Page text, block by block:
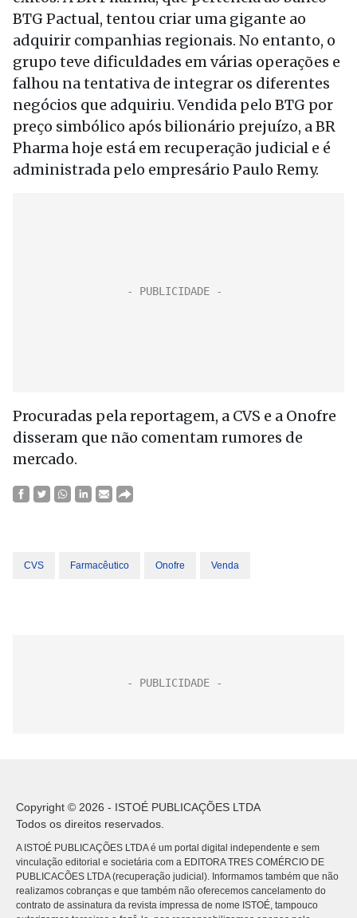
BTG Pactual, tentou criar uma gigante ao
adquirir companhias regionais. No entanto, o
grupo teve dificuldades em várias operações e
falhou na tentativa de integrar os diferentes
negócios que adquiriu. Vendida pelo BTG por
preço simbólico após bilionário prejuízo, a BR
Pharma hoje está em recuperação judicial e é
administrada pelo empresário Paulo Remy.
Procuradas pela reportagem, a CVS e a Onofre
disseram que não comentam rumores de
mercado.
CVS Farmacêutico Onofre Venda
Copyright © 2026 - ISTOÉ PUBLICAÇÕES LTDA
Todos os direitos reservados.
A ISTOÉ PUBLICAÇÕES LTDA é um portal digital independente e sem
vinculação editorial e societária com a EDITORA TRES COMÉRCIO DE
PUBLICACÕES LTDA (recuperação judicial). Informamos também que não
realizamos cobranças e que também não oferecemos cancelamento do
contrato de assinatura da revista impressa de nome ISTOÉ, tampouco